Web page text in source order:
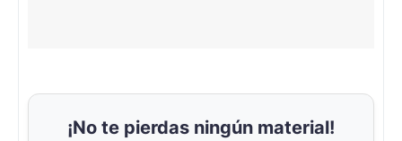
¡No te pierdas ningún material!